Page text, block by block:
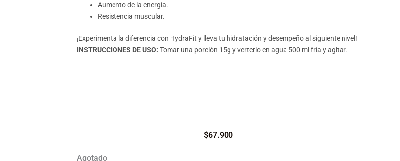
Aumento de la energía.
Resistencia muscular.
¡Experimenta la diferencia con HydraFit y lleva tu hidratación y desempeño al siguiente nivel!
INSTRUCCIONES DE USO: Tomar una porción 15g y verterlo en agua 500 ml fría y agitar.
$67.900
Agotado